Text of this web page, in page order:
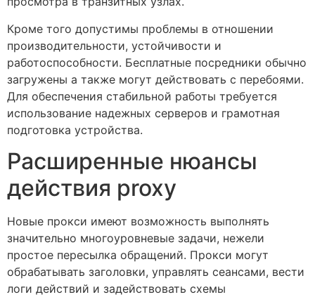
Кроме того допустимы проблемы в отношении
производительности, устойчивости и
работоспособности. Бесплатные посредники обычно
загружены а также могут действовать с перебоями.
Для обеспечения стабильной работы требуется
использование надежных серверов и грамотная
подготовка устройства.
Расширенные нюансы
действия proxy
Новые прокси имеют возможность выполнять
значительно многоуровневые задачи, нежели
простое пересылка обращений. Прокси могут
обрабатывать заголовки, управлять сеансами, вести
логи действий и задействовать схемы